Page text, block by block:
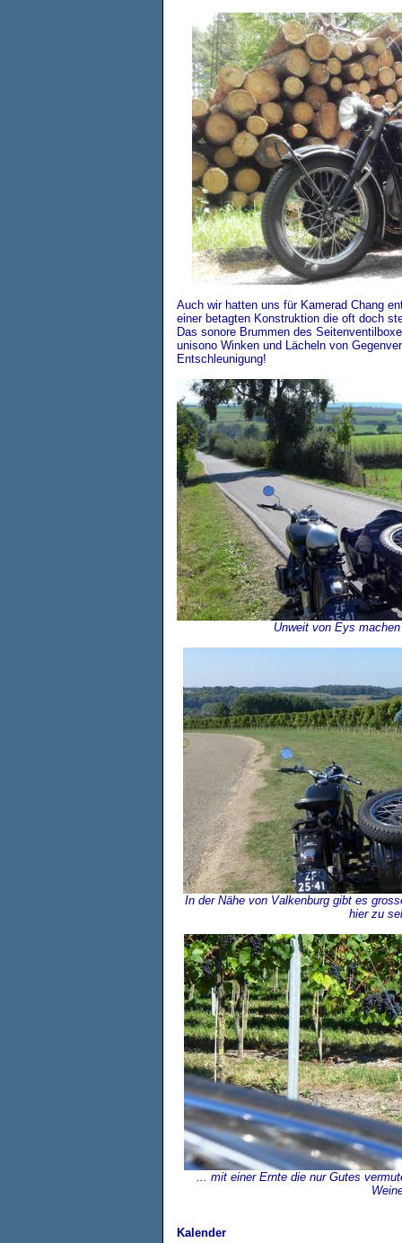
Auch wir hatten uns für Kamerad Chang
einer betagten Konstruktion die oft doch
Das sonore Brummen des
unisono Winken und Lächeln von
Entschleunigung!
Unweit von Eys
In der Nähe von Valkenburg gibt es
hier zu
... mit einer Ernte die nur Gutes
Kalender